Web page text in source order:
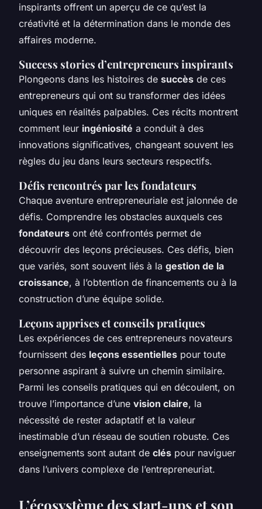
inspirants offrent un aperçu de ce qu’est la
créativité et la détermination dans le monde des
affaires moderne.
Success stories d’entrepreneurs inspirants
Plongeons dans les histoires de succès de ces
entrepreneurs qui ont su transformer des idées
uniques en réalités palpables. Ces récits montrent
comment leur ingéniosité a conduit à des
innovations significatives, changeant souvent les
règles du jeu dans leurs secteurs respectifs.
Défis rencontrés par les fondateurs
Chaque aventure entrepreneuriale est jalonnée de
défis. Comprendre les obstacles auxquels ces
fondateurs ont été confrontés permet de
découvrir des leçons précieuses. Ces défis, bien
que variés, sont souvent liés à la gestion de la
croissance, à l’obtention de financements ou à la
construction d’une équipe solide.
Leçons apprises et conseils pratiques
Les expériences de ces entrepreneurs novateurs
fournissent des leçons essentielles pour toute
personne aspirant à suivre un chemin similaire.
Parmi les conseils pratiques qui en découlent, on
trouve l’importance d’une vision claire, la
nécessité de rester adaptatif et la valeur
inestimable d’un réseau de soutien robuste. Ces
enseignements sont autant de clés pour naviguer
dans l’univers complexe de l’entrepreneuriat.
L’écosystème des start-ups et son